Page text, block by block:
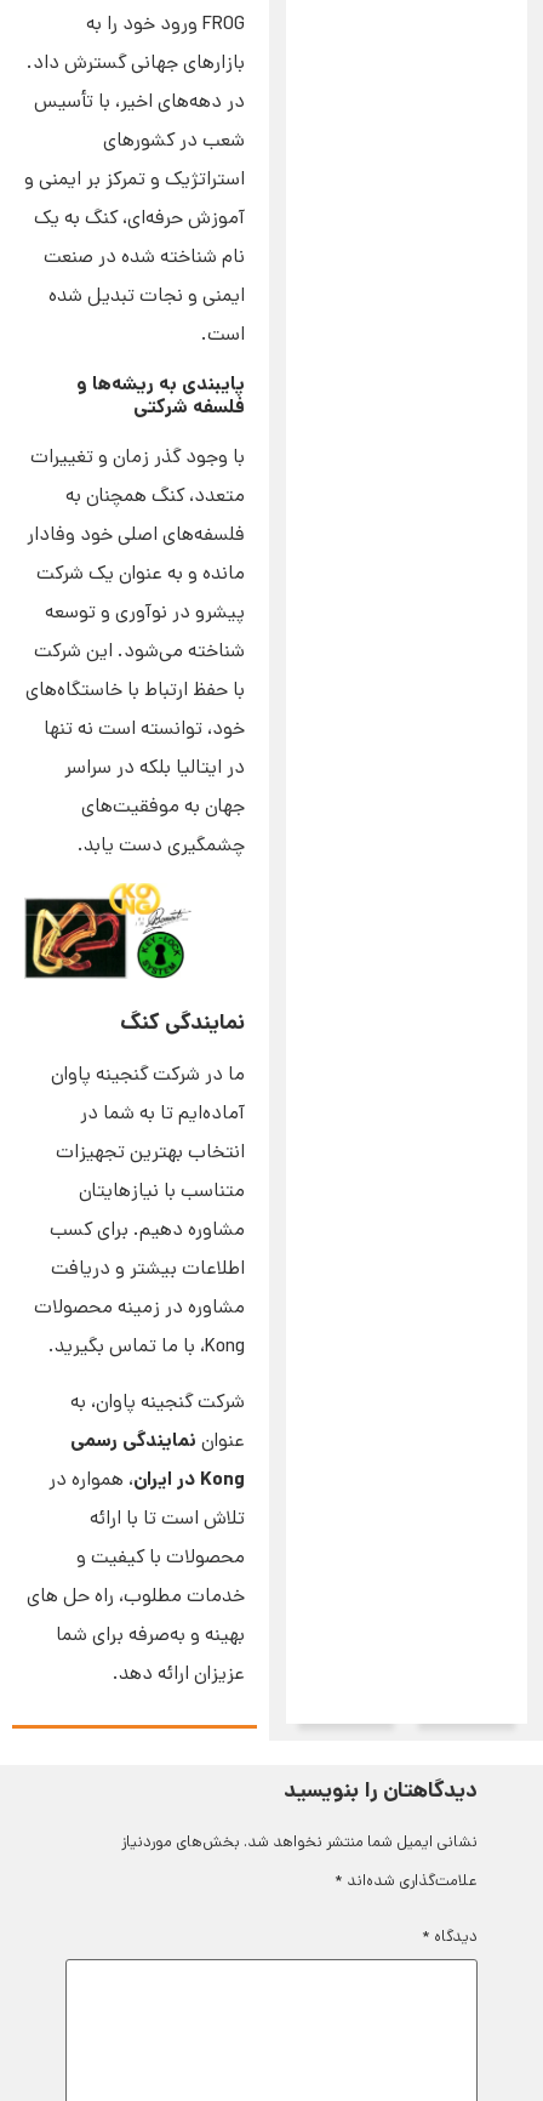
FROG ورود خود را به
بازارهای جهانی گسترش داد.
در دهه‌های اخیر، با تأسیس
شعب در کشورهای
استراتژیک و تمرکز بر ایمنی و
آموزش حرفه‌ای، کنگ به یک
نام شناخته شده در صنعت
ایمنی و نجات تبدیل شده
است.
پایبندی به ریشه‌ها و
فلسفه شرکتی
با وجود گذر زمان و تغییرات
متعدد، کنگ همچنان به
فلسفه‌های اصلی خود وفادار
مانده و به عنوان یک شرکت
پیشرو در نوآوری و توسعه
شناخته می‌شود. این شرکت
با حفظ ارتباط با خاستگاه‌های
خود، توانسته است نه تنها
در ایتالیا بلکه در سراسر
جهان به موفقیت‌های
چشمگیری دست یابد.
نمایندگی کنگ
ما در شرکت گنجینه پاوان
آماده‌ایم تا به شما در
انتخاب بهترین تجهیزات
متناسب با نیازهایتان
مشاوره دهیم. برای کسب
اطلاعات بیشتر و دریافت
مشاوره در زمینه محصولات
Kong، با ما تماس بگیرید.
شرکت گنجینه پاوان، به
عنوان نمایندگی رسمی
Kong در ایران
، همواره در
تلاش است تا با ارائه
محصولات با کیفیت و
خدمات مطلوب، راه حل های
بهینه و به‌صرفه برای شما
عزیزان ارائه دهد.
دیدگاهتان را بنویسید
نشانی ایمیل شما منتشر نخواهد شد. بخش‌های موردنیاز
علامت‌گذاری شده‌اند *
دیدگاه *